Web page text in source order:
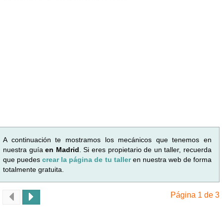
A continuación te mostramos los mecánicos que tenemos en
nuestra guíaen Madrid . Si eres propietario de un taller, recuerda
que puedescrear la página de tu talleren nuestra web de forma
totalmente gratuita.
Página 1 de 3